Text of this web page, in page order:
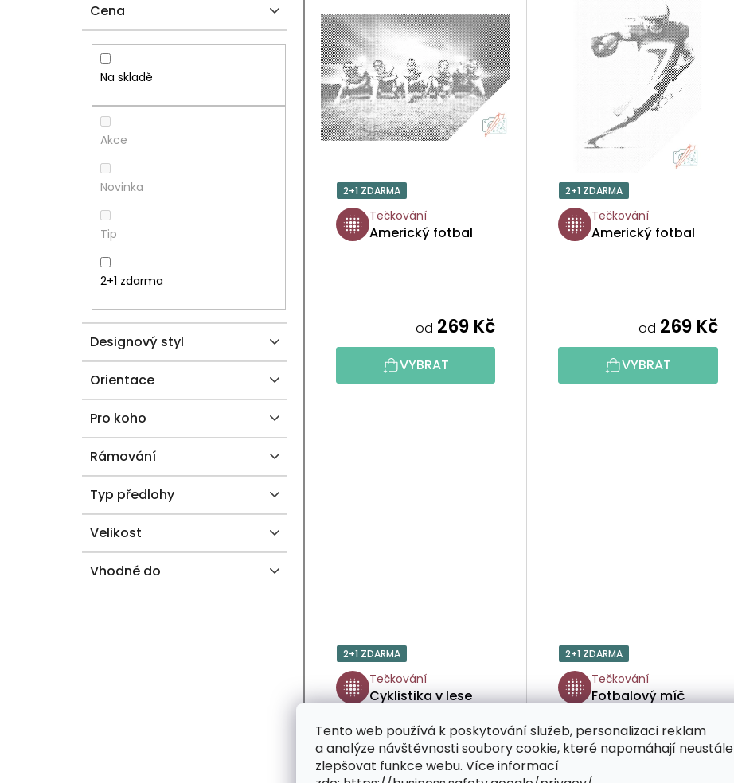
Tento web používá k poskytování služeb, personalizaci reklam
a analýze návštěvnosti soubory cookie, které napomáhají neustále
zlepšovat funkce webu. Více informací
A
N
Cena
Na skladě
Akce
Novinka
Tip
2+1 zdarma
Designový styl
Orientace
Pro koho
Rámování
Typ předlohy
Velikost
Vhodné do
2+1 ZDARMA
Tečkování
Americký fotbal
od 269 Kč
VYBRAT
2+1 ZDARMA
Tečkování
Americký fotbal
od 269 Kč
VYBRAT
2+1 ZDARMA
Tečkování
Cyklistika v lese
2+1 ZDARMA
Tečkování
Fotbalový míč